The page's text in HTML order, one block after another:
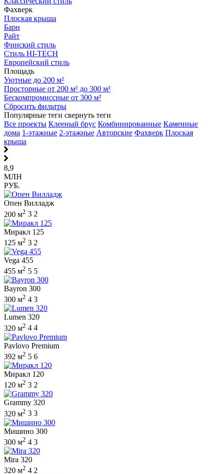
Фахверк
Плоская крыша
Барн
Райт
Финский стиль
Стиль HI-TECH
Европейский стиль
Площадь
Уютные до 200 м²
Просторные от 200 м² до 300 м²
Бескомпромиссные от 300 м²
Сбросить фильтры
Популярные теги свернуть теги
Все проекты Клееный брус Комбинированные Каменные
дома 1-этажные 2-этажные Авторские Фахверк Плоская
крыша
8,9
МЛН
РУБ.
Опен Вилладж
200 м2 3 2
Миракл 125
125 м2 3 2
Vega 455
455 м2 5 5
Bayron 300
300 м2 4 3
Lumen 320
320 м2 4 4
Pavlovo Premium
392 м2 5 6
Миракл 120
120 м2 3 2
Grammy 320
320 м2 3 3
Мишино 300
300 м2 4 3
Mira 320
320 м2 4 2